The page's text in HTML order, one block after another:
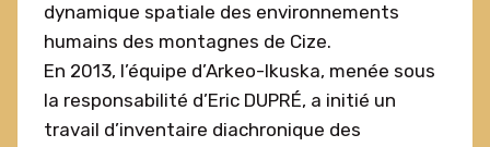
dynamique spatiale des environnements
humains des montagnes de Cize.
En 2013, l’équipe d’Arkeo-Ikuska, menée sous
la responsabilité d’Eric DUPRÉ, a initié un
travail d’inventaire diachronique des